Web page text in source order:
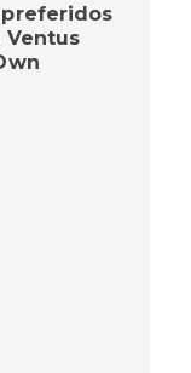
preferidos
Ventus